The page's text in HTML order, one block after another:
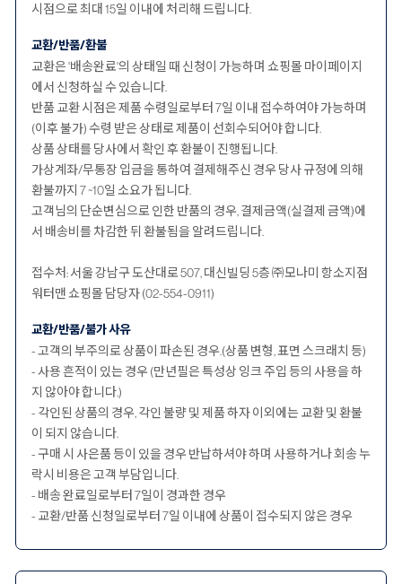
시점으로 최대 15일 이내에 처리해 드립니다.
교환/반품/환불
교환은 '배송완료'의 상태일 때 신청이 가능하며 쇼핑몰 마이페이지
에서 신청하실 수 있습니다.
반품 교환 시점은 제품 수령일로부터 7일 이내 접수하여야 가능하며
(이후 불가) 수령 받은 상태로 제품이 선회수되어야 합니다.
상품 상태를 당사에서 확인 후 환불이 진행됩니다.
가상계좌/무통장 입금을 통하여 결제해주신 경우 당사 규정에 의해
환불까지 7 ~10일 소요가 됩니다.
고객님의 단순변심으로 인한 반품의 경우, 결제금액(실결제 금액)에
서 배송비를 차감한 뒤 환불됨을 알려드립니다.
접수처: 서울 강남구 도산대로 507, 대신빌딩 5층 ㈜모나미 항소지점
워터맨 쇼핑몰 담당자 (02-554-0911)
교환/반품/불가 사유
- 고객의 부주의로 상품이 파손된 경우.(상품 변형, 표면 스크래치 등)
- 사용 흔적이 있는 경우 (만년필은 특성상 잉크 주입 등의 사용을 하
지 않아야 합니다.)
- 각인된 상품의 경우, 각인 불량 및 제품 하자 이외에는 교환 및 환불
이 되지 않습니다.
- 구매 시 사은품 등이 있을 경우 반납하셔야 하며 사용하거나 회송 누
락시 비용은 고객 부담입니다.
- 배송 완료일로부터 7일이 경과한 경우
- 교환/반품 신청일로부터 7일 이내에 상품이 접수되지 않은 경우